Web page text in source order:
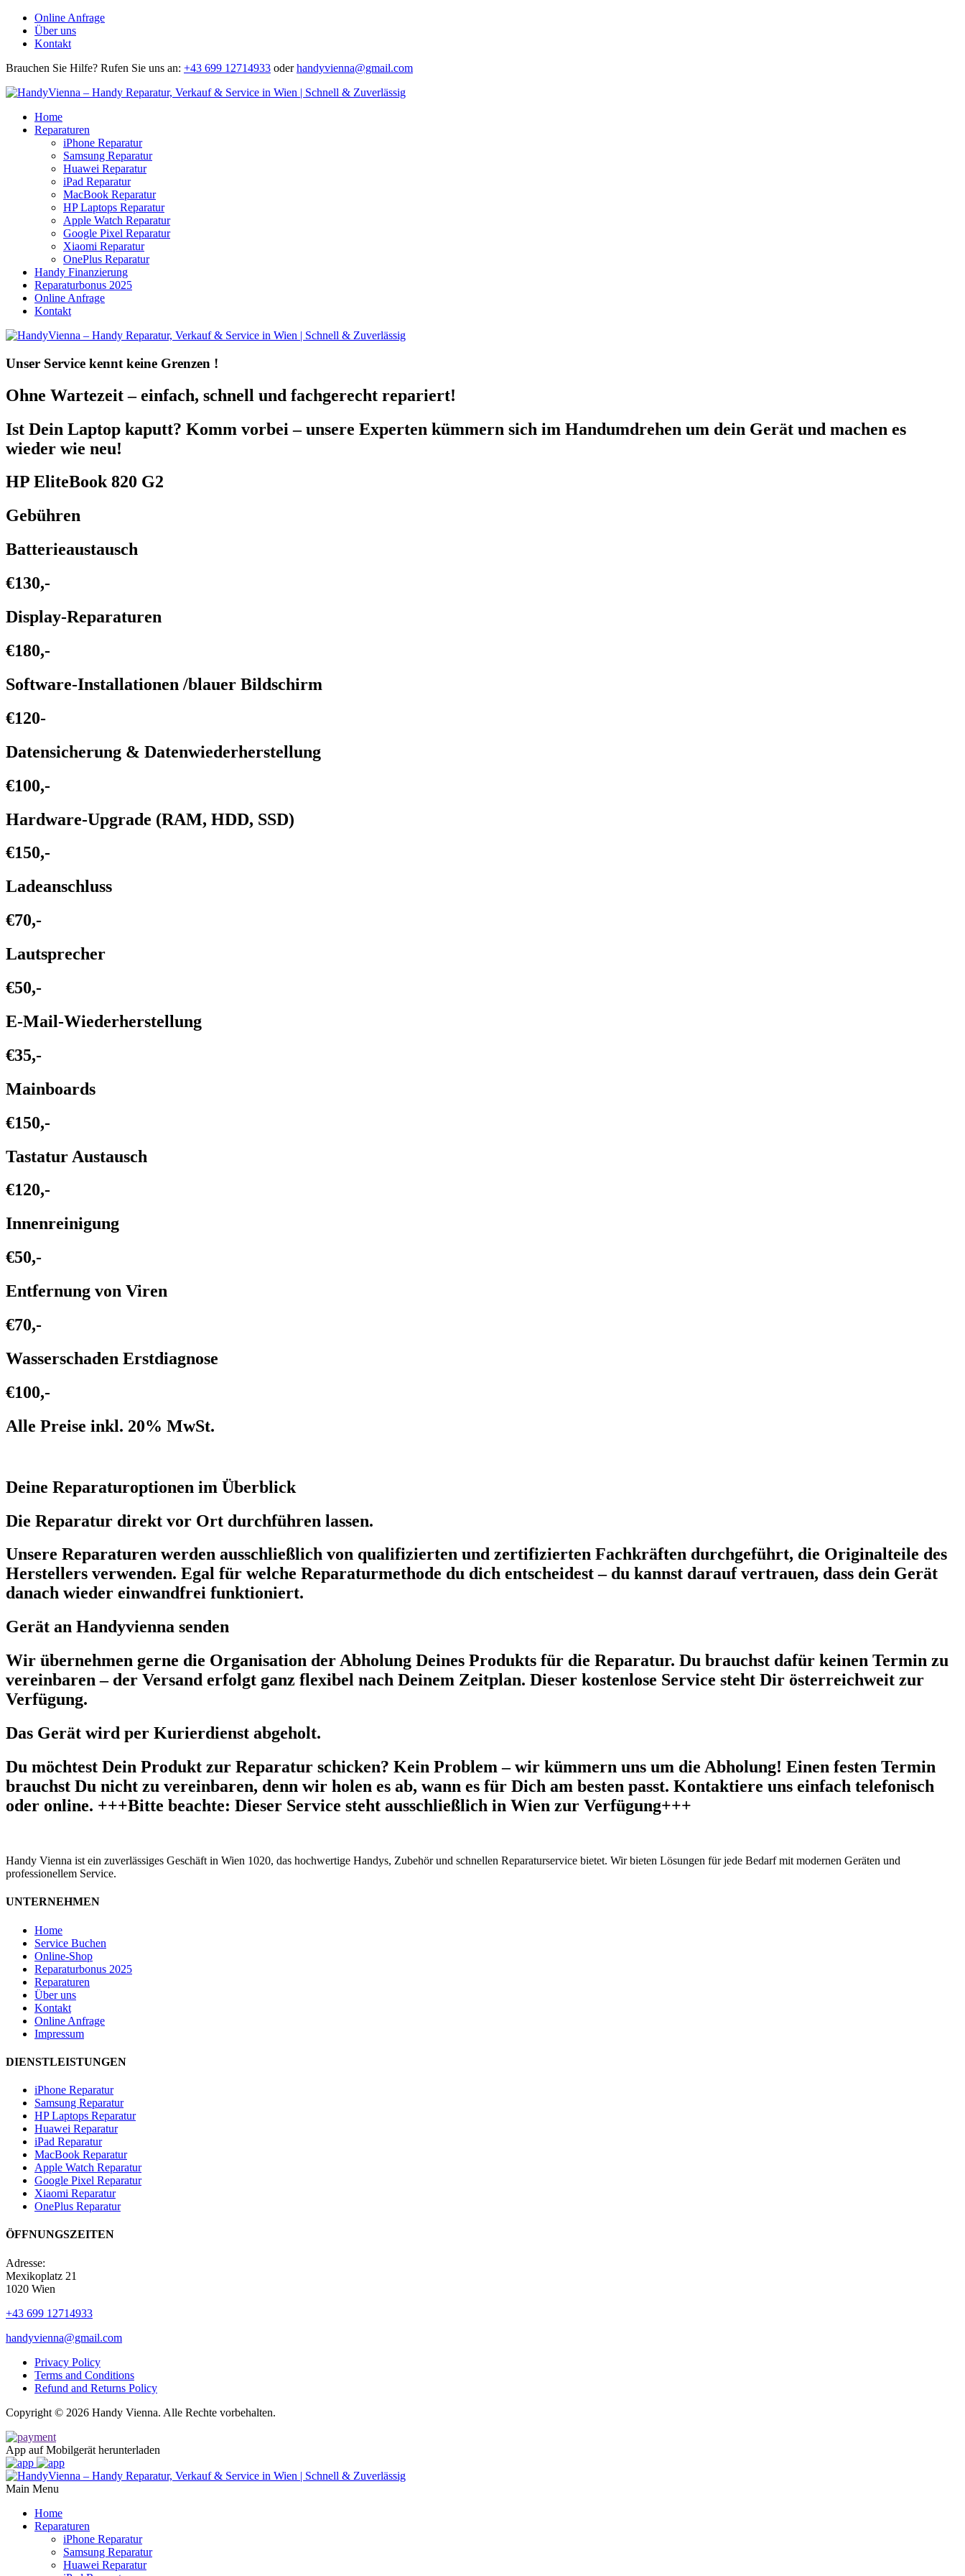
Online Anfrage
Über uns
Kontakt
Brauchen Sie Hilfe? Rufen Sie uns an: +43 699 12714933 oder handyvienna@gmail.com
Home
Reparaturen
iPhone Reparatur
Samsung Reparatur
Huawei Reparatur
iPad Reparatur
MacBook Reparatur
HP Laptops Reparatur
Apple Watch Reparatur
Google Pixel Reparatur
Xiaomi Reparatur
OnePlus Reparatur
Handy Finanzierung
Reparaturbonus 2025
Online Anfrage
Kontakt
Unser Service kennt keine Grenzen !
Ohne Wartezeit – einfach, schnell und fachgerecht repariert!
Ist Dein Laptop kaputt? Komm vorbei – unsere Experten kümmern sich im Handumdrehen um dein Gerät und machen es
wieder wie neu!
HP EliteBook 820 G2
Gebühren
Batterieaustausch
€130,-
Display-Reparaturen
€180,-
Software-Installationen /blauer Bildschirm
€120-
Datensicherung & Datenwiederherstellung
€100,-
Hardware-Upgrade (RAM, HDD, SSD)
€150,-
Ladeanschluss
€70,-
Lautsprecher
€50,-
E-Mail-Wiederherstellung
€35,-
Mainboards
€150,-
Tastatur Austausch
€120,-
Innenreinigung
€50,-
Entfernung von Viren
€70,-
Wasserschaden Erstdiagnose
€100,-
Alle Preise inkl. 20% MwSt.
Deine Reparaturoptionen im Überblick
Die Reparatur direkt vor Ort durchführen lassen.
Unsere Reparaturen werden ausschließlich von qualifizierten und zertifizierten Fachkräften durchgeführt, die Originalteile des
Herstellers verwenden. Egal für welche Reparaturmethode du dich entscheidest – du kannst darauf vertrauen, dass dein Gerät
danach wieder einwandfrei funktioniert.
Gerät an Handyvienna senden
Wir übernehmen gerne die Organisation der Abholung Deines Produkts für die Reparatur. Du brauchst dafür keinen Termin zu
vereinbaren – der Versand erfolgt ganz flexibel nach Deinem Zeitplan. Dieser kostenlose Service steht Dir österreichweit zur
Verfügung.
Das Gerät wird per Kurierdienst abgeholt.
Du möchtest Dein Produkt zur Reparatur schicken? Kein Problem – wir kümmern uns um die Abholung! Einen festen Termin
brauchst Du nicht zu vereinbaren, denn wir holen es ab, wann es für Dich am besten passt. Kontaktiere uns einfach telefonisch
oder online. +++Bitte beachte: Dieser Service steht ausschließlich in Wien zur Verfügung+++
Handy Vienna ist ein zuverlässiges Geschäft in Wien 1020, das hochwertige Handys, Zubehör und schnellen Reparaturservice bietet. Wir bieten Lösungen für jede Bedarf mit modernen Geräten und
professionellem Service.
UNTERNEHMEN
Home
Service Buchen
Online-Shop
Reparaturbonus 2025
Reparaturen
Über uns
Kontakt
Online Anfrage
Impressum
DIENSTLEISTUNGEN
iPhone Reparatur
Samsung Reparatur
HP Laptops Reparatur
Huawei Reparatur
iPad Reparatur
MacBook Reparatur
Apple Watch Reparatur
Google Pixel Reparatur
Xiaomi Reparatur
OnePlus Reparatur
ÖFFNUNGSZEITEN
Adresse:
Mexikoplatz 21
1020 Wien
+43 699 12714933
handyvienna@gmail.com
Privacy Policy
Terms and Conditions
Refund and Returns Policy
Copyright © 2026 Handy Vienna. Alle Rechte vorbehalten.
App auf Mobilgerät herunterladen
Main Menu
Home
Reparaturen
iPhone Reparatur
Samsung Reparatur
Huawei Reparatur